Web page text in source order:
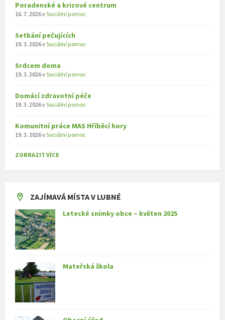
Poradenské a krizové centrum
16. 7. 2026vSociální pomoc
Setkání pečujících
19. 3. 2026vSociální pomoc
Srdcem doma
19. 3. 2026vSociální pomoc
Domácí zdravotní péče
19. 3. 2026vSociální pomoc
Komunitní práce MAS Hříběcí hory
19. 3. 2026vSociální pomoc
ZOBRAZIT VÍCE
ZAJÍMAVÁ MÍSTA V LUBNÉ
Letecké snímky obce – květen 2025
Mateřská škola